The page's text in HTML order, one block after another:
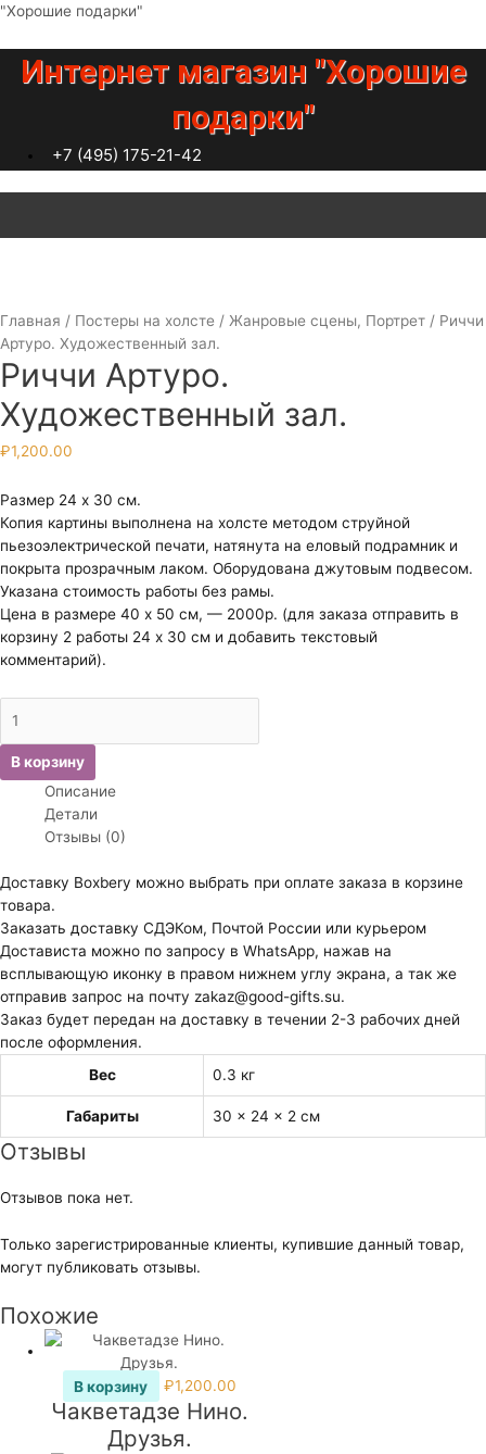
Перейти
"Хорошие подарки"
Интернет магазин "Хорошие
подарки"
+7 (495) 175-21-42
Главная / Постеры на холсте / Жанровые сцены, Портрет / Риччи
Артуро. Художественный зал.
Риччи Артуро.
Художественный зал.
₽1,200.00
Размер 24 х 30 см.
Копия картины выполнена на холсте методом струйной
пьезоэлектрической печати, натянута на еловый подрамник и
покрыта прозрачным лаком. Оборудована джутовым подвесом.
Указана стоимость работы без рамы.
Цена в размере 40 х 50 см, — 2000р. (для заказа отправить в
корзину 2 работы 24 х 30 см и добавить текстовый
комментарий).
товара
Риччи
Артуро.
Художественный
В корзину
Описание
Детали
Отзывы (0)
Доставку Boxbery можно выбрать при оплате заказа в корзине
товара.
Заказать доставку СДЭКом, Почтой России или курьером
Достависта можно по запросу в WhatsApp, нажав на
всплывающую иконку в правом нижнем углу экрана, а так же
отправив запрос на почту zakaz@good-gifts.su.
Заказ будет передан на доставку в течении 2-3 рабочих дней
после оформления.
Вес
0.3 кг
Габариты 30 × 24 × 2 см
Отзывы
Отзывов пока нет.
Только зарегистрированные клиенты, купившие данный товар,
могут публиковать отзывы.
Похожие
В корзину ₽1,200.00
Чакветадзе Нино.
Друзья.